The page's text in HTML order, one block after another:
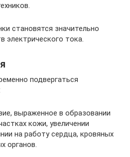
становятся значительно
электрического тока.
подвергаться
выраженное в образовании
кожи, увеличении
на работу сердца, кровяных
органов.